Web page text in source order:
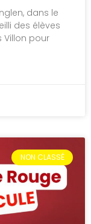
dans le
des élèves
Villon pour
NON CLASSÉ